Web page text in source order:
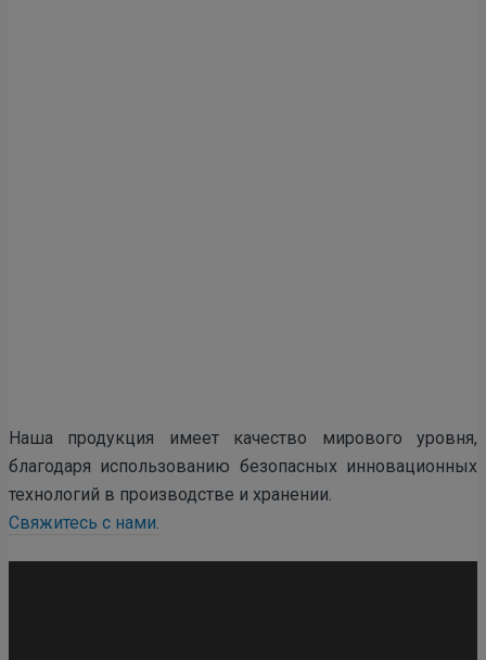
Наша продукция имеет качество мирового уровня,
благодаря использованию безопасных инновационных
технологий в производстве и хранении.
Свяжитесь с нами.